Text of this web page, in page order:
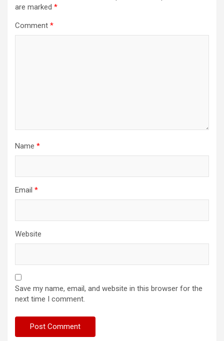
are marked *
Comment *
Name *
Email *
Website
Save my name, email, and website in this browser for the
next time I comment.